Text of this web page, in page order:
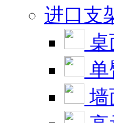
进口支
桌
单
墙